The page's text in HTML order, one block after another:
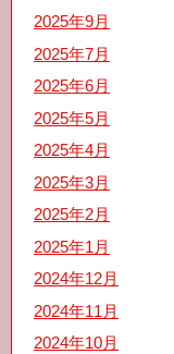
2025年9月
2025年7月
2025年6月
2025年5月
2025年4月
2025年3月
2025年2月
2025年1月
2024年12月
2024年11月
2024年10月